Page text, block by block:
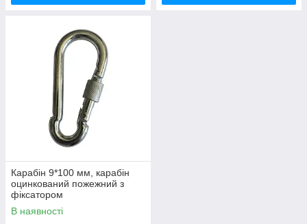
Карабін 9*100 мм, карабін
оцинкований пожежний з
фіксатором
В наявності